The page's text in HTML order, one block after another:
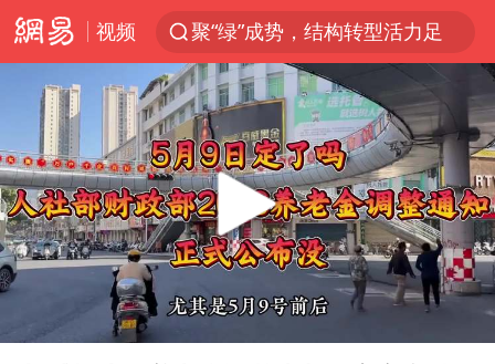
视频
聚“绿”成势，结构转型活力足
80后女柜员获聘4200亿银行副行长
金饰克价大幅跳涨
郑国霖回应去景区上班被保安拦下
“梅姨案”被拐儿童钟彬发声
浙江舟山21条水上客运航线停航
空调发明出来竟然不是为了给人降温
Play
03:53